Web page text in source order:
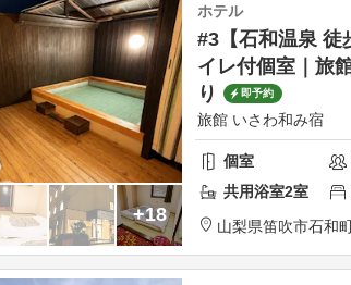
+18
ホテル
#3【石和温泉 徒
イレ付個室｜旅
り
即予約
旅館 いさわ和み宿
個室
共用浴室2室
山梨県笛吹市石和